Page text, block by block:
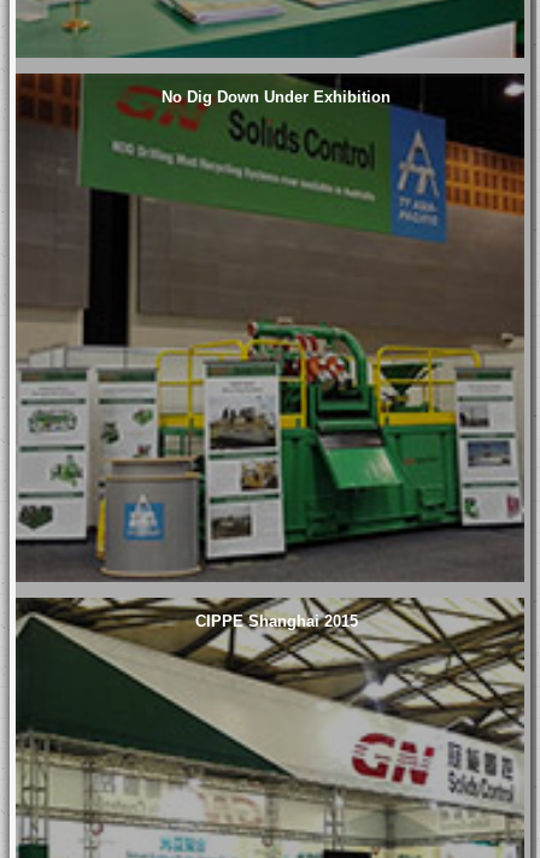
3rd Unit!
30,000BBL
Offshore Liquid
Mud Plant to South
America – Repeat
No Dig Down Under Exhibition
CIPPE Shanghai 2015